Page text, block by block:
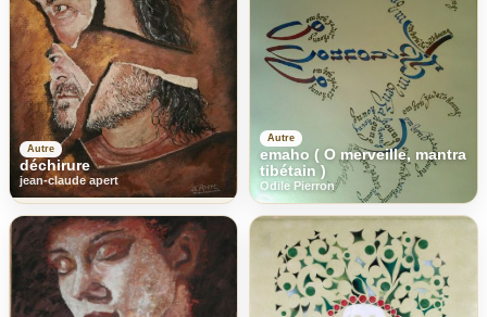
Autre
déchirure
jean-claude apert
Autre
emaho ( O merveille, mantra
tibétain )
Odile Pierron